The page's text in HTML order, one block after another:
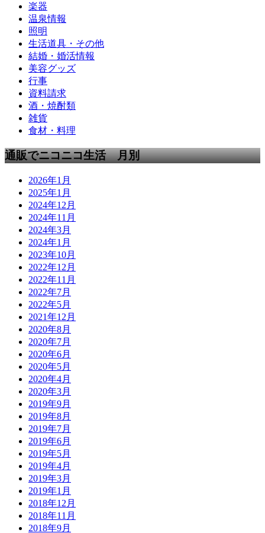
楽器
温泉情報
照明
生活道具・その他
結婚・婚活情報
美容グッズ
行事
資料請求
酒・焼酎類
雑貨
食材・料理
通販でニコニコ生活 月別
2026年1月
2025年1月
2024年12月
2024年11月
2024年3月
2024年1月
2023年10月
2022年12月
2022年11月
2022年7月
2022年5月
2021年12月
2020年8月
2020年7月
2020年6月
2020年5月
2020年4月
2020年3月
2019年9月
2019年8月
2019年7月
2019年6月
2019年5月
2019年4月
2019年3月
2019年1月
2018年12月
2018年11月
2018年9月